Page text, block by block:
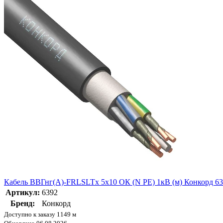
Кабель ВВГнг(А)-FRLSLTx 5х10 ОК (N PE) 1кВ (м) Конкорд
Артикул: 6392
Бренд:
Конкорд
Доступно к заказу 1149 м